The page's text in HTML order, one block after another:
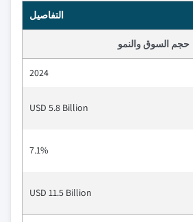
التفاصيل
حجم السوق والنمو
2024
USD 5.8 Billion
7.1%
USD 11.5 Billion